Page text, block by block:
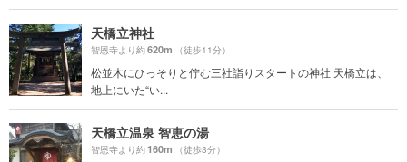
天橋立神社
智恩寺より約620m （徒歩11分）
松並木にひっそりと佇む三社詣りスタートの神社 天橋立は、
地上にいた“い...
天橋立温泉 智恵の湯
智恩寺より約160m （徒歩3分）